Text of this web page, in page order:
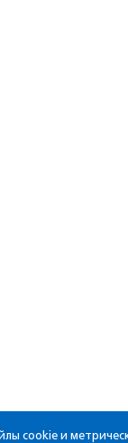
cookie и